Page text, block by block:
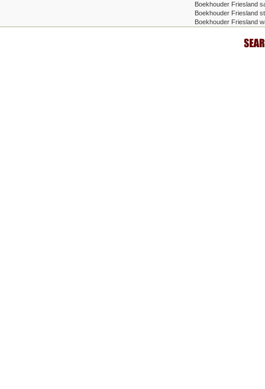
Boekhouder Friesland
Boekhouder Friesland
Boekhouder Friesland